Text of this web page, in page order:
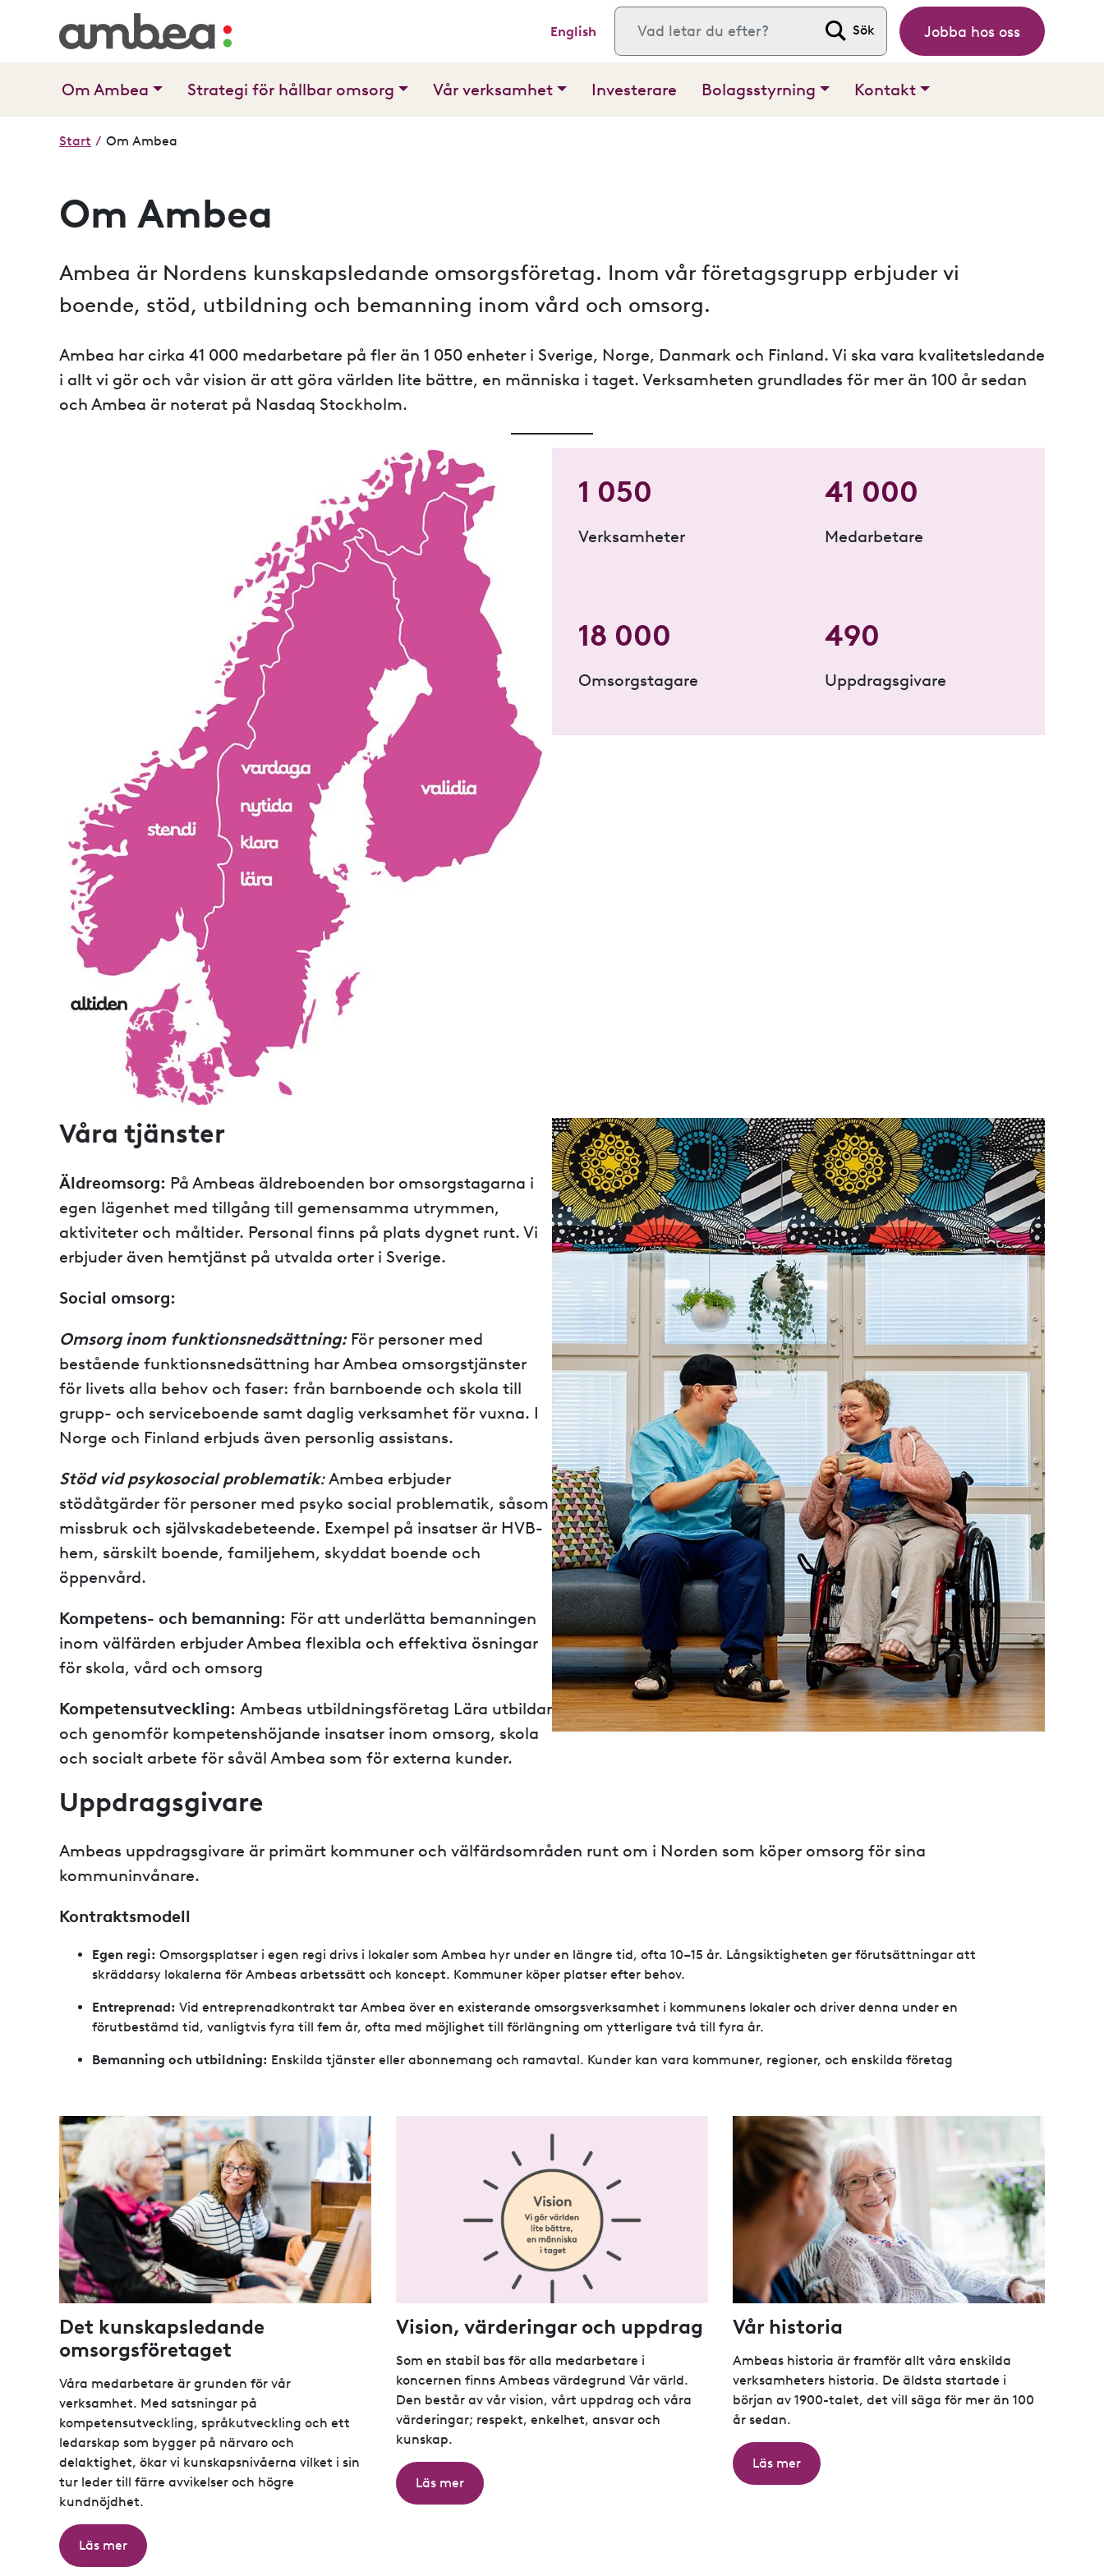
English Sök efter: Jobba hos oss
Om Ambea Strategi för hållbar omsorg Vår verksamhet Investerare Bolagsstyrning Kontakt
Start / Om Ambea
Om Ambea
Ambea är Nordens kunskapsledande omsorgsföretag. Inom vår företagsgrupp erbjuder vi
boende, stöd, utbildning och bemanning inom vård och omsorg.
Ambea har cirka 41 000 medarbetare på fler än 1 050 enheter i Sverige, Norge, Danmark och Finland. Vi ska vara kvalitetsledande
i allt vi gör och vår vision är att göra världen lite bättre, en människa i taget. Verksamheten grundlades för mer än 100 år sedan
och Ambea är noterat på Nasdaq Stockholm.
1 050
Verksamheter
41 000
Medarbetare
18 000
Omsorgstagare
490
Uppdragsgivare
Våra tjänster
Äldreomsorg: På Ambeas äldreboenden bor omsorgstagarna i
egen lägenhet med tillgång till gemensamma utrymmen,
aktiviteter och måltider. Personal finns på plats dygnet runt. Vi
erbjuder även hemtjänst på utvalda orter i Sverige.
Social omsorg:
Omsorg inom funktionsnedsättning:För personer med
bestående funktionsnedsättning har Ambea omsorgstjänster
för livets alla behov och faser: från barnboende och skola till
grupp- och serviceboende samt daglig verksamhet för vuxna. I
Norge och Finland erbjuds även personlig assistans.
Stöd vid psykosocial problematik:Ambea erbjuder
stödåtgärder för personer med psyko social problematik, såsom
missbruk och självskadebeteende. Exempel på insatser är HVB-
hem, särskilt boende, familjehem, skyddat boende och
öppenvård.
Kompetens- och bemanning: För att underlätta bemanningen
inom välfärden erbjuder Ambea flexibla och effektiva ösningar
för skola, vård och omsorg
Kompetensutveckling: Ambeas utbildningsföretag Lära utbildar
och genomför kompetenshöjande insatser inom omsorg, skola
och socialt arbete för såväl Ambea som för externa kunder.
Uppdragsgivare
Ambeas uppdragsgivare är primärt kommuner och välfärdsområden runt om i Norden som köper omsorg för sina
kommuninvånare.
Kontraktsmodell
Egen regi: Omsorgsplatser i egen regi drivs i lokaler som Ambea hyr under en längre tid, ofta 10–15 år. Långsiktigheten ger förutsättningar att
skräddarsy lokalerna för Ambeas arbetssätt och koncept. Kommuner köper platser efter behov.
Entreprenad: Vid entreprenadkontrakt tar Ambea över en existerande omsorgsverksamhet i kommunens lokaler och driver denna under en
förutbestämd tid, vanligtvis fyra till fem år, ofta med möjlighet till förlängning om ytterligare två till fyra år.
Bemanning och utbildning: Enskilda tjänster eller abonnemang och ramavtal. Kunder kan vara kommuner, regioner, och enskilda företag
Det kunskapsledande
omsorgsföretaget
Våra medarbetare är grunden för vår
verksamhet. Med satsningar på
kompetensutveckling, språkutveckling och ett
ledarskap som bygger på närvaro och
delaktighet, ökar vi kunskapsnivåerna vilket i sin
tur leder till färre avvikelser och högre
kundnöjdhet.
Läs mer
Vision, värderingar och uppdrag
Som en stabil bas för alla medarbetare i
koncernen finns Ambeas värdegrund Vår värld.
Den består av vår vision, vårt uppdrag och våra
värderingar; respekt, enkelhet, ansvar och
kunskap.
Läs mer
Vår historia
Ambeas historia är framför allt våra enskilda
verksamheters historia. De äldsta startade i
början av 1900-talet, det vill säga för mer än 100
år sedan.
Läs mer